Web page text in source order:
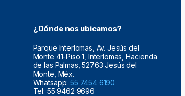
¿Dónde nos ubicamos?
Parque Interlomas, Av. Jesús del
Monte 41-Piso 1, Interlomas, Hacienda
de las Palmas, 52763 Jesús del
Monte, Méx.
Whatsapp:55 7454 6190
Tel: 55 9462 9696